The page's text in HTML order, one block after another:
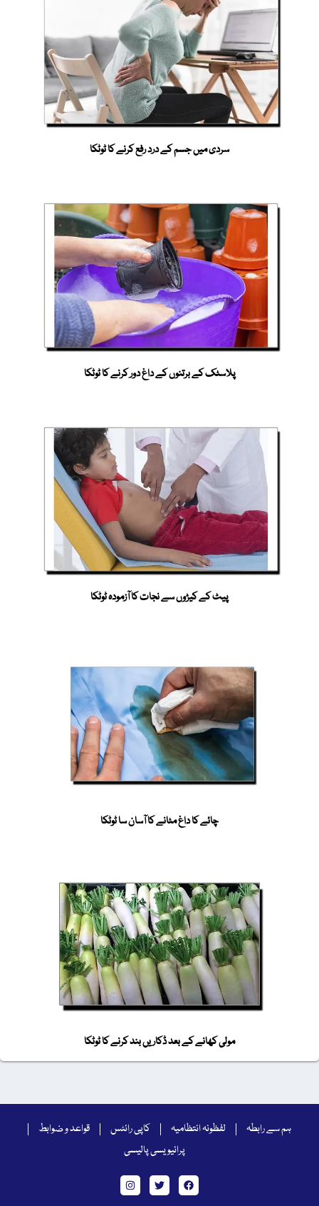
سردی میں جسم کے درد رفع کرنے کا ٹوٹکا
پلاسٹک کے برتنوں کے داغ دور کرنے کا ٹوٹکا
پیٹ کے کیڑوں سے نجات کا آزمودہ ٹوٹکا
چائے کا داغ مٹانے کا آسان سا ٹوٹکا
مولی کھانے کے بعد ڈکاریں بند کرنے کا ٹوٹکا
ہم سے رابطہ لفظونہ انتظامیہ کاپی رائٹس
قواعد و ضوابط
پرائیویسی پالیسی